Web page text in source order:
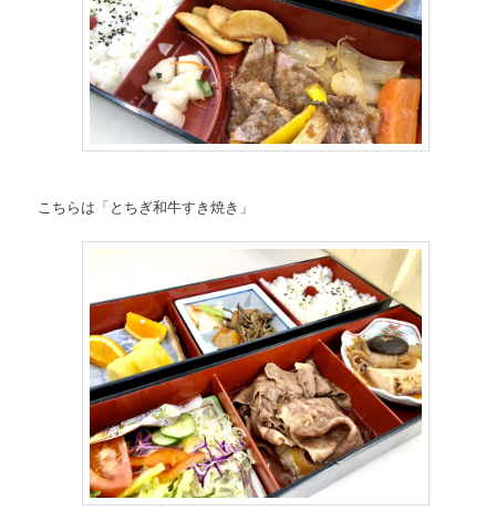
こちらは「とちぎ和牛すき焼き」